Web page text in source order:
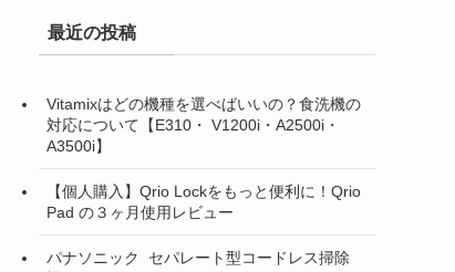
最近の投稿
Vitamixはどの機種を選べばいいの？食洗機の
対応について【E310・ V1200i・A2500i・
A3500i】
【個人購入】Qrio Lockをもっと便利に！Qrio
Pad の３ヶ月使用レビュー
パナソニック セパレート型コードレス掃除